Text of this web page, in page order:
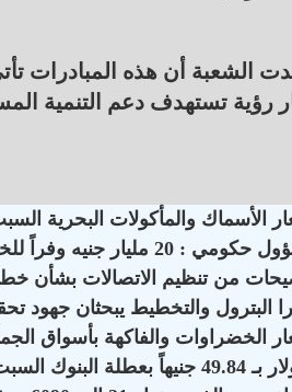
الشعبة أن هذه المبادرات
رؤية تستهدف دعم التنمية
الأسماك والمأكولات البحرية السبت 8 أغسطس
مليار جنيه وفراً للخزانة من زيادة أسعار الكهرباء
من تنظيم الاتصالات بشأن
البترول والتخطيط يبحثان جهود
الخضراوات والفاكهة بأسواق الجملة السبت
البنوك السبت 8 أغسطس 2026